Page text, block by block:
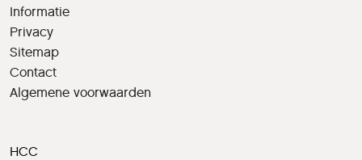
Informatie
Privacy
Sitemap
Contact
Algemene voorwaarden
HCC